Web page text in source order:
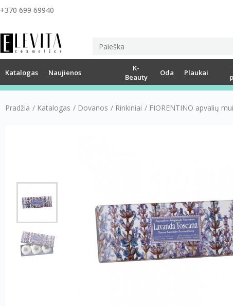
+370 699 69940
Katalogas Naujienos
K-
Beauty
Oda Plaukai
Pradžia / Katalogas / Dovanos / Rinkiniai / FIORENTINO apvalių